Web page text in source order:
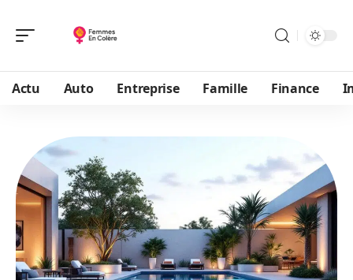
Actu Auto Entreprise Famille Finance